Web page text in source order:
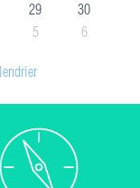
29
30
5 6